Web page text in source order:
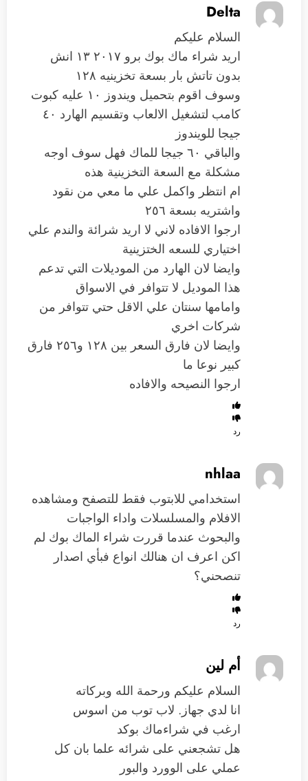
Delta
السلام عليكم
اريد شراء ماك بوك برو ٢٠١٧ ١٣ انش
بدون تاتش بار بسعة تخزينيه ١٢٨
وسوف اقوم بتحميل ويندوز ١٠ عليه كبوت
كامب لتشغيل الالعاب وتقسيم الهارد ٤٠
جيجا للويندوز
والباقي ٦٠ جيجا للماك فهل سوف اوجه
مشكلة مع السعة التخزينية هذه
ام انتظر واكمل علي ما معي من نقود
واشتريه بسعة ٢٥٦
ارجوا الافاده لاني لا اريد شرائة والندم علي
اختياري للسعه الختزينية
وايضا لان الهارد من الموديلات التي تدعم
هذا الموديل لا تتوافر في الاسواق
وامامها سنتان علي الاقل حتي تتوافر من
شركات اخري
وايضا لان فارق السعر بين ١٢٨ و٢٥٦ فارق
كبير نوعا ما
ارجوا النصيحه والافاده
رد
nhlaa
استخدامي للابتوب فقط للتصفح ومشاهده
الافلام والمسلسلات واداء الواجبات
والبحوث عندما قررت شراء الماك بوك لم
اكن اعرف ان هنالك انواع فبأي اصدار
تنصحني؟
رد
أم لين
السلام عليكم ورحمة الله وبركاته
انا لدي جهاز. لاب توب من اسوس
ارغب في شراءماك بوكد
هل تشجعني على شرائه علما بان كل
عملي على الوورد والبور